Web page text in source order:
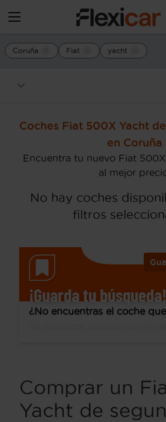
Coruña Fiat yacht
Coches Fiat 500X Yacht
en Coruña
Encuentra tu nuevo Fiat
al mejor
No hay coches
filtros
¡Guarda tu búsqueda!
¿No encuentras el coche
Comprar un
Yacht de